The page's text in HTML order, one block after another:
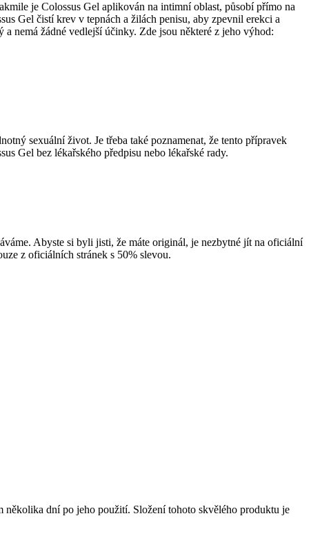
je Colossus Gel aplikován na intimní oblast, působí přímo na
Gel čistí krev v tepnách a žilách penisu, aby zpevnil erekci a
nemá žádné vedlejší účinky. Zde jsou některé z jeho výhod:
sexuální život. Je třeba také poznamenat, že tento přípravek
Gel bez lékařského předpisu nebo lékařské rady.
Abyste si byli jisti, že máte originál, je nezbytné jít na oficiální
z oficiálních stránek s 50% slevou.
několika dní po jeho použití. Složení tohoto skvělého produktu je